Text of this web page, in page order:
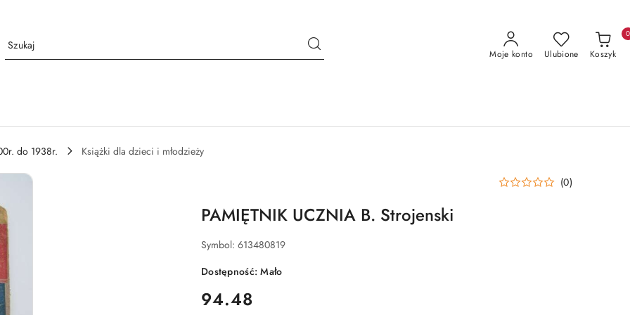
Moje konto Ulubione Koszyk
0
do 1938r. Książki dla dzieci i młodzieży
(0)
PAMIĘTNIK UCZNIA B. Strojenski
Symbol: 613480819
Dostępność:Mało
cena:
94.48